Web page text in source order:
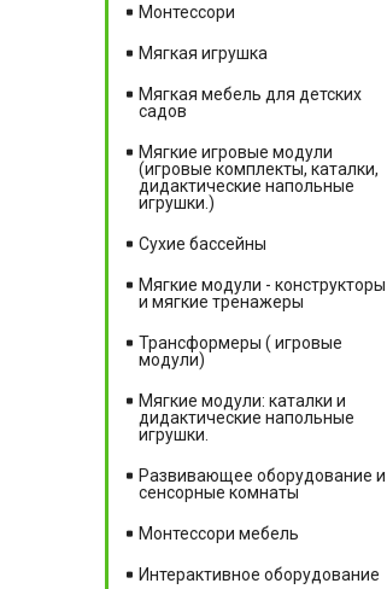
Монтессори
Мягкая игрушка
Мягкая мебель для детских
садов
Мягкие игровые модули
(игровые комплекты, каталки,
дидактические напольные
игрушки.)
Сухие бассейны
Мягкие модули - конструкторы
и мягкие тренажеры
Трансформеры ( игровые
модули)
Мягкие модули: каталки и
дидактические напольные
игрушки.
Развивающее оборудование и
сенсорные комнаты
Монтессори мебель
Интерактивное оборудование